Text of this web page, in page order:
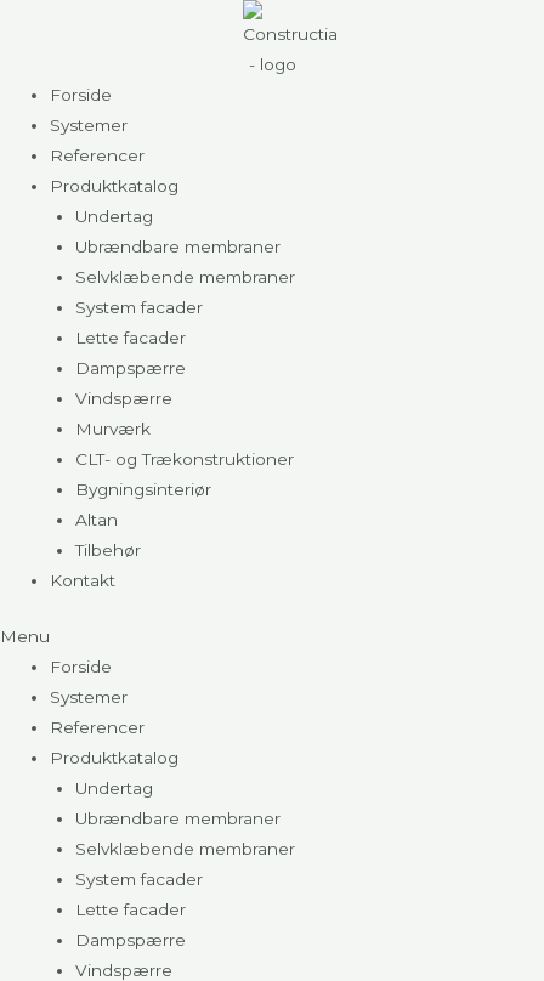
Forside
Systemer
Referencer
Produktkatalog
Undertag
Ubrændbare membraner
Selvklæbende membraner
System facader
Lette facader
Dampspærre
Vindspærre
Murværk
CLT- og Trækonstruktioner
Bygningsinteriør
Altan
Tilbehør
Kontakt
Menu
Forside
Systemer
Referencer
Produktkatalog
Undertag
Ubrændbare membraner
Selvklæbende membraner
System facader
Lette facader
Dampspærre
Vindspærre